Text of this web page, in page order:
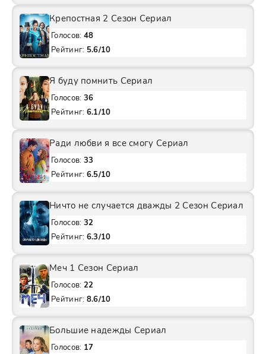
Крепостная 2 Сезон Сериал
Голосов: 48
Рейтинг: 5.6/10
Я буду помнить Сериал
Голосов: 36
Рейтинг: 6.1/10
Ради любви я все смогу Сериал
Голосов: 33
Рейтинг: 6.5/10
Ничто не случается дважды 2 Сезон Сериал
Голосов: 32
Рейтинг: 6.3/10
Меч 1 Сезон Сериал
Голосов: 22
Рейтинг: 8.6/10
Большие надежды Сериал
Голосов: 17